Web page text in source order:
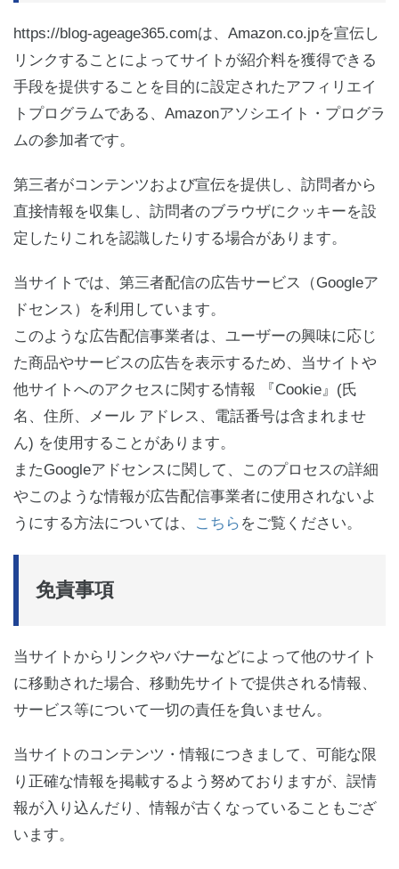
https://blog-ageage365.comは、Amazon.co.jpを宣伝し
リンクすることによってサイトが紹介料を獲得できる
手段を提供することを目的に設定されたアフィリエイ
トプログラムである、Amazonアソシエイト・プログラ
ムの参加者です。
第三者がコンテンツおよび宣伝を提供し、訪問者から
直接情報を収集し、訪問者のブラウザにクッキーを設
定したりこれを認識したりする場合があります。
当サイトでは、第三者配信の広告サービス（Googleア
ドセンス）を利用しています。
このような広告配信事業者は、ユーザーの興味に応じ
た商品やサービスの広告を表示するため、当サイトや
他サイトへのアクセスに関する情報 『Cookie』(氏
名、住所、メール アドレス、電話番号は含まれませ
ん) を使用することがあります。
またGoogleアドセンスに関して、このプロセスの詳細
やこのような情報が広告配信事業者に使用されないよ
うにする方法については、
こちら をご覧ください。
免責事項
当サイトからリンクやバナーなどによって他のサイト
に移動された場合、移動先サイトで提供される情報、
サービス等について一切の責任を負いません。
当サイトのコンテンツ・情報につきまして、可能な限
り正確な情報を掲載するよう努めておりますが、誤情
報が入り込んだり、情報が古くなっていることもござ
います。